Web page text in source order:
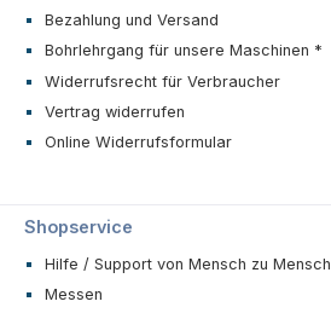
Bezahlung und Versand
Bohrlehrgang für unsere Maschinen *
Widerrufsrecht für Verbraucher
Vertrag widerrufen
Online Widerrufsformular
Shopservice
Hilfe / Support von Mensch zu Mensch
Messen